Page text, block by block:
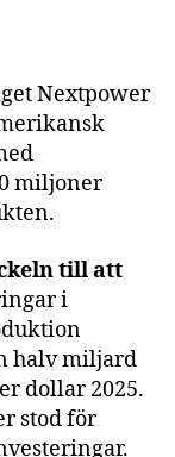
Nextpower
miljoner
till att
i
halv miljard
dollar 2025.
stod för